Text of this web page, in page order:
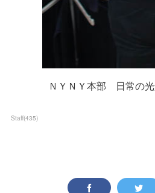
ＮＹＮＹ本部 日常の光
Staff(435)